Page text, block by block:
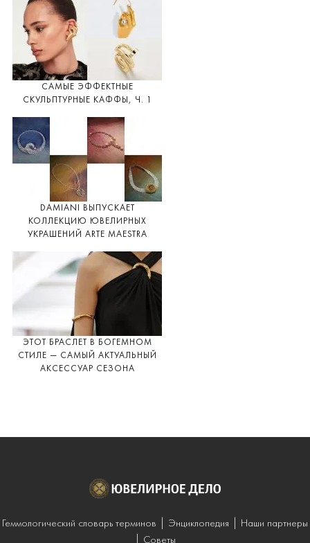
САМЫЕ ЭФФЕКТНЫЕ
СКУЛЬПТУРНЫЕ КАФФЫ, Ч. 1
DAMIANI ВЫПУСКАЕТ
КОЛЛЕКЦИЮ ЮВЕЛИРНЫХ
УКРАШЕНИЙ ARTE MAESTRA
ЭТОТ БРАСЛЕТ В БОГЕМНОМ
СТИЛЕ — САМЫЙ АКТУАЛЬНЫЙ
АКСЕССУАР СЕЗОНА
Геммологический словарь терминов Энциклопедия
Наши партнеры
Советы